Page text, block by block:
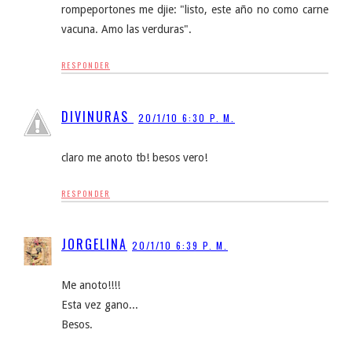
rompeportones me djie: "listo, este año no como carne
vacuna. Amo las verduras".
RESPONDER
DIVINURAS 20/1/10 6:30 P. M.
claro me anoto tb! besos vero!
RESPONDER
JORGELINA 20/1/10 6:39 P. M.
Me anoto!!!!
Esta vez gano...
Besos.